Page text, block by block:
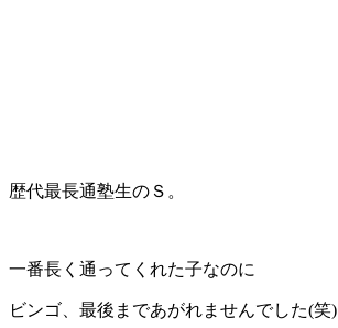
歴代最長通塾生のＳ。
一番長く通ってくれた子なのに
ビンゴ、最後まであがれませんでした(笑)